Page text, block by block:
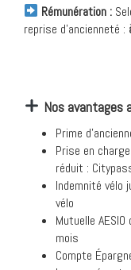
Rémunération :
reprise d’ancienneté :
Nos avantages
Prime
Prise en
réduit :
Indemnité vélo
vélo
Mutuelle
mois
Compte